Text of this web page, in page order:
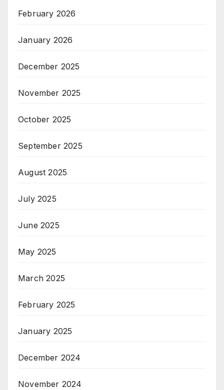
February 2026
January 2026
December 2025
November 2025
October 2025
September 2025
August 2025
July 2025
June 2025
May 2025
March 2025
February 2025
January 2025
December 2024
November 2024